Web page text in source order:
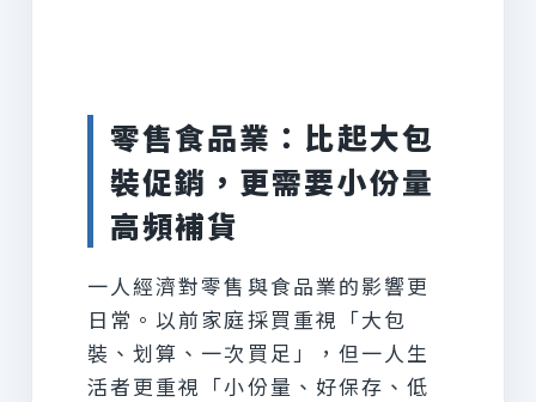
零售食品業：比起大包
裝促銷，更需要小份量
高頻補貨
一人經濟對零售與食品業的影響更
日常。以前家庭採買重視「大包
裝、划算、一次買足」，但一人生
活者更重視「小份量、好保存、低